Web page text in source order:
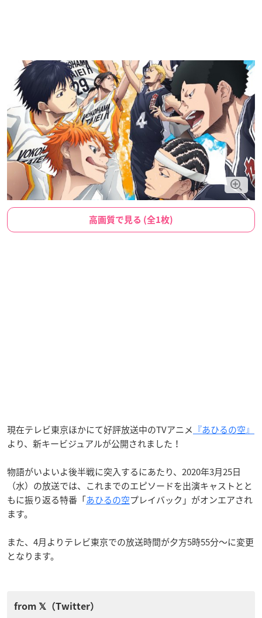
高画質で見る (全1枚)
現在テレビ東京ほかにて好評放送中のTVアニメ 『あひるの空』
より、新キービジュアルが公開されました！
物語がいよいよ後半戦に突入するにあたり、2020年3月25日
（水）の放送では、これまでのエピソードを出演キャストとと
もに振り返る特番「あひるの空プレイバック」がオンエアされ
ます。
また、4月よりテレビ東京での放送時間が夕方5時55分〜に変更
となります。